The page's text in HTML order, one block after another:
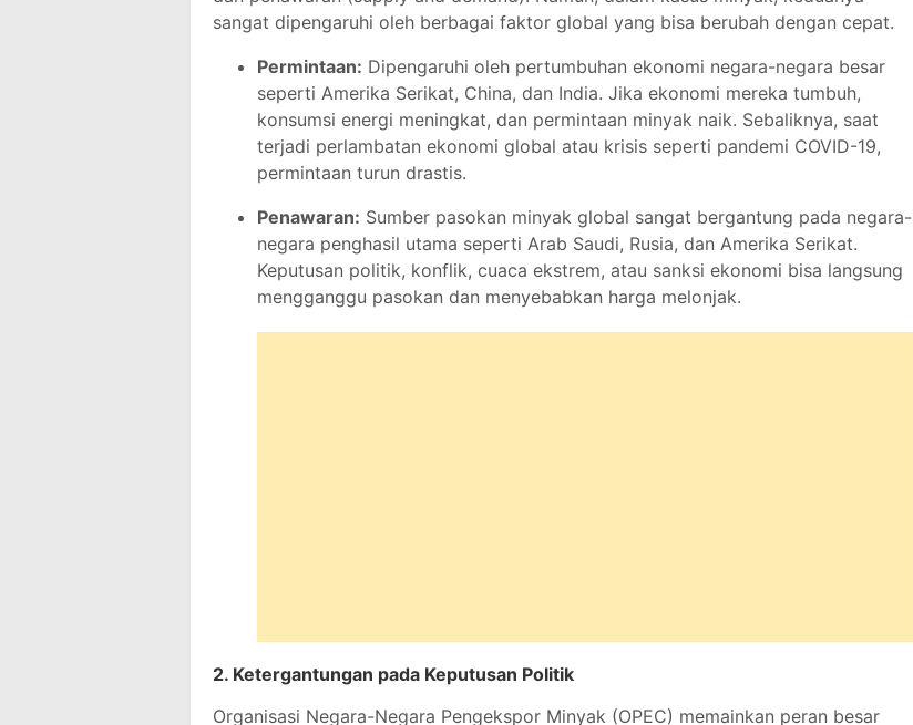
sangat dipengaruhi oleh berbagai faktor global yang bisa berubah dengan cepat.
Permintaan: Dipengaruhi oleh pertumbuhan ekonomi negara-negara besar
seperti Amerika Serikat, China, dan India. Jika ekonomi mereka tumbuh,
konsumsi energi meningkat, dan permintaan minyak naik. Sebaliknya, saat
terjadi perlambatan ekonomi global atau krisis seperti pandemi COVID-19,
permintaan turun drastis.
Penawaran: Sumber pasokan minyak global sangat bergantung pada negara-
negara penghasil utama seperti Arab Saudi, Rusia, dan Amerika Serikat.
Keputusan politik, konflik, cuaca ekstrem, atau sanksi ekonomi bisa langsung
mengganggu pasokan dan menyebabkan harga melonjak.
2. Ketergantungan pada Keputusan Politik
Organisasi Negara-Negara Pengekspor Minyak (OPEC) memainkan peran besar